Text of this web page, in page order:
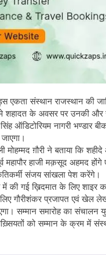
एकता संस्थान राजस्थान की
शहादत के अवसर पर उनकी और
ऑडिटोरियम नागरी भण्डार
मोहम्मद ग़ौरी ने बताया कि
महापौर हाजी मक़सूद अहमद होंगे
संजय सांखला पेश करेंगे।
गई ख़िदमात के लिए शाइर
लिए गौरीशंकर प्रजापत एवं
सम्मान समारोह का संचालन
को सम्मान के क्रम में